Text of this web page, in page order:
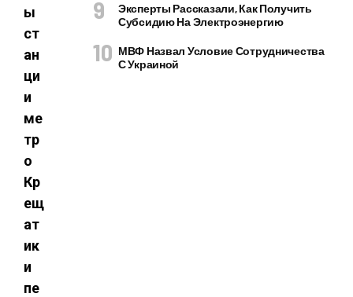
ы
ст
ан
ци
и
ме
тр
о
Кр
ещ
ат
ик
и
пе
Эксперты Рассказали, Как Получить
Субсидию На Электроэнергию
МВФ Назвал Условие Сотрудничества
С Украиной